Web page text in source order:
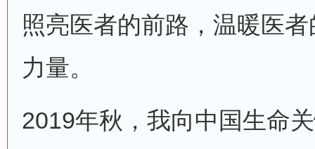
照亮医者的前路，温暖医
力量。
2019年秋，我向中国生命